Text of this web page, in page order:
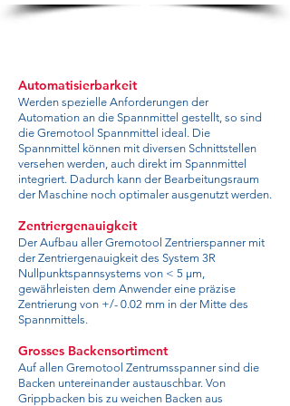
Automatisierbarkeit
Werden spezielle Anforderungen der
Automation an die Spannmittel gestellt, so sind
die Gremotool Spannmittel ideal. Die
Spannmittel können mit diversen Schnittstellen
versehen werden, auch direkt im Spannmittel
integriert. Dadurch kann der Bearbeitungsraum
der Maschine noch optimaler ausgenutzt werden.
Zentriergenauigkeit
Der Aufbau aller Gremotool Zentrierspanner mit
der Zentriergenauigkeit des System 3R
Nullpunktspannsystems von < 5 µm,
gewährleisten dem Anwender eine präzise
Zentrierung von +/- 0.02 mm in der Mitte des
Spannmittels.
Grosses Backensortiment
Auf allen Gremotool Zentrumsspanner sind die
Backen untereinander austauschbar. Von
Grippbacken bis zu weichen Backen aus